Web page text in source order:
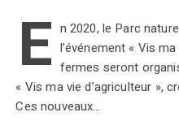
E n 2020, le Parc
l’événement « Vis
fermes seront
« Vis ma vie d’agriculteur »,
Ces nouveaux…